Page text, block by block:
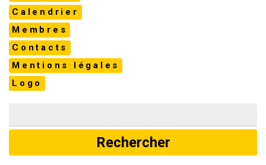
Calendrier
Membres
Contacts
Mentions légales
Logo